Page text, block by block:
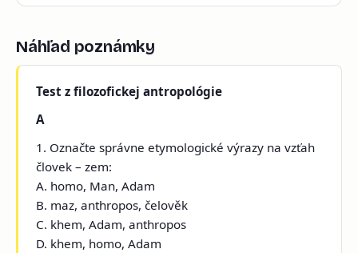
Náhľad poznámky
Test z filozofickej antropológie
A
1. Označte správne etymologické výrazy na vzťah
človek – zem:
A. homo, Man, Adam
B. maz, anthropos, čelověk
C. khem, Adam, anthropos
D. khem, homo, Adam